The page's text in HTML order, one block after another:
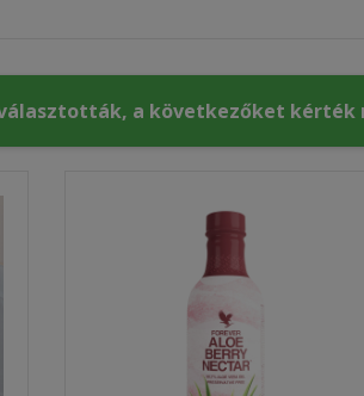
a következőket kérték